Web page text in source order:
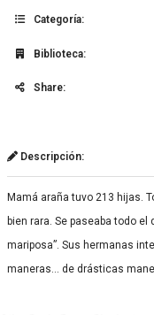
Categoría:
Biblioteca:
Share:
Descripción:
Mamá araña tuvo 213 hijas.
bien rara. Se paseaba todo
mariposa”. Sus hermanas
maneras… de drásticas